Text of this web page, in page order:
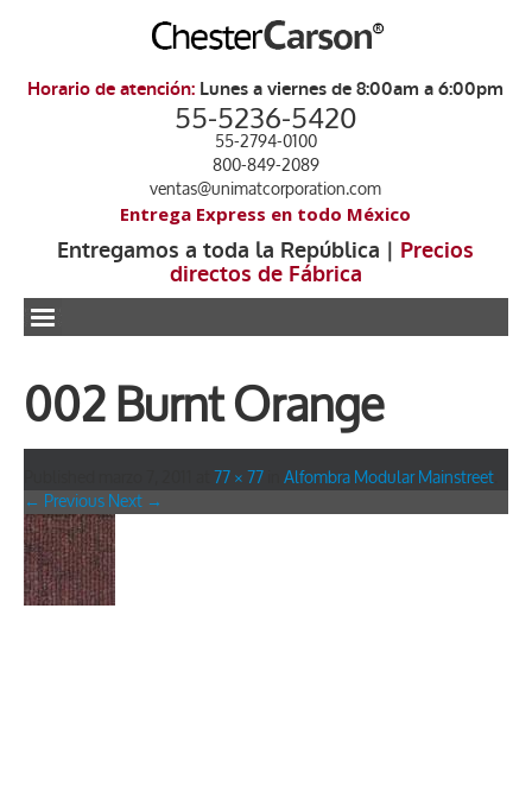
Horario de atención: Lunes a viernes de 8:00am a 6:00pm
55-5236-5420
55-2794-0100
800-849-2089
ventas@unimatcorporation.com
Entrega Express en todo México
Entregamos a toda la República | Precios
directos de Fábrica
.
002 Burnt Orange
77 × 77 Alfombra Modular Mainstreet
← Previous Next →